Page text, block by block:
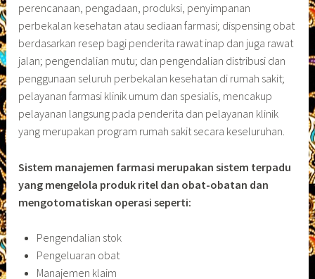
perencanaan, pengadaan, produksi, penyimpanan
perbekalan kesehatan atau sediaan farmasi; dispensing obat
berdasarkan resep bagi penderita rawat inap dan juga rawat
jalan; pengendalian mutu; dan pengendalian distribusi dan
penggunaan seluruh perbekalan kesehatan di rumah sakit;
pelayanan farmasi klinik umum dan spesialis, mencakup
pelayanan langsung pada penderita dan pelayanan klinik
yang merupakan program rumah sakit secara keseluruhan.
Sistem manajemen farmasi merupakan sistem terpadu
yang mengelola produk ritel dan obat-obatan dan
mengotomatiskan operasi seperti:
Pengendalian stok
Pengeluaran obat
Manajemen klaim